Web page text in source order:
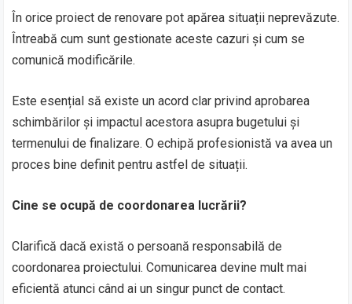
În orice proiect de renovare pot apărea situații neprevăzute.
Întreabă cum sunt gestionate aceste cazuri și cum se
comunică modificările.
Este esențial să existe un acord clar privind aprobarea
schimbărilor și impactul acestora asupra bugetului și
termenului de finalizare. O echipă profesionistă va avea un
proces bine definit pentru astfel de situații.
Cine se ocupă de coordonarea lucrării?
Clarifică dacă există o persoană responsabilă de
coordonarea proiectului. Comunicarea devine mult mai
eficientă atunci când ai un singur punct de contact.